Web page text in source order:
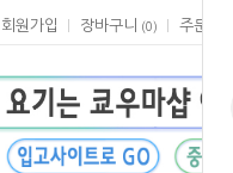
회원가입 장바구니 (0 ) 주문